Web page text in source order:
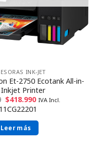
INK-JET
Et-2750 Ecotank All-in-
Printer
$418.990 IVA Incl.
Leer más